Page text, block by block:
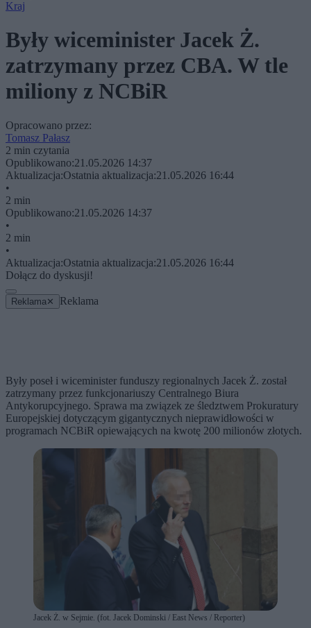
Kraj
Były wiceminister Jacek Ż.
zatrzymany przez CBA. W tle
miliony z NCBiR
Opracowano przez:
Tomasz Pałasz
2 min czytania
Opublikowano:21.05.2026 14:37
Aktualizacja:Ostatnia aktualizacja:21.05.2026 16:44
•
2 min
Opublikowano:21.05.2026 14:37
•
2 min
•
Aktualizacja:Ostatnia aktualizacja:21.05.2026 16:44
Dołącz do dyskusji!
Reklama ✕ Reklama
Były poseł i wiceminister funduszy regionalnych Jacek Ż. został
zatrzymany przez funkcjonariuszy Centralnego Biura
Antykorupcyjnego. Sprawa ma związek ze śledztwem Prokuratury
Europejskiej dotyczącym gigantycznych nieprawidłowości w
programach NCBiR opiewających na kwotę 200 milionów złotych.
Jacek Ż. w Sejmie. (fot. Jacek Dominski / East News / Reporter)